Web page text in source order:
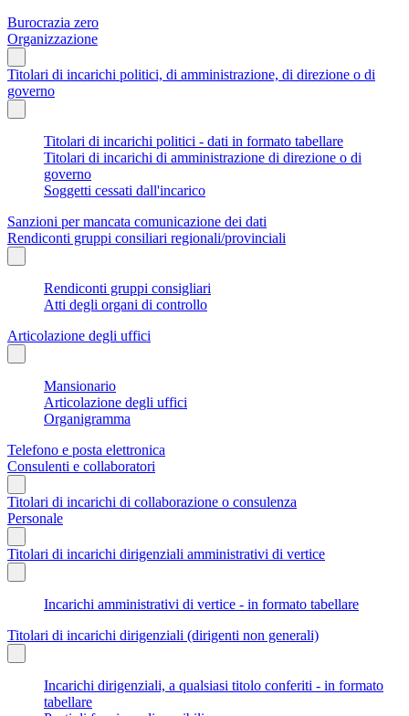
Burocrazia zero
Organizzazione
Titolari di incarichi politici, di amministrazione, di direzione o di
governo
Titolari di incarichi politici - dati in formato tabellare
Titolari di incarichi di amministrazione di direzione o di
governo
Soggetti cessati dall'incarico
Sanzioni per mancata comunicazione dei dati
Rendiconti gruppi consiliari regionali/provinciali
Rendiconti gruppi consigliari
Atti degli organi di controllo
Articolazione degli uffici
Mansionario
Articolazione degli uffici
Organigramma
Telefono e posta elettronica
Consulenti e collaboratori
Titolari di incarichi di collaborazione o consulenza
Personale
Titolari di incarichi dirigenziali amministrativi di vertice
Incarichi amministrativi di vertice - in formato tabellare
Titolari di incarichi dirigenziali (dirigenti non generali)
Incarichi dirigenziali, a qualsiasi titolo conferiti - in formato
tabellare